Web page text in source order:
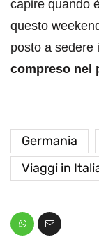
capire quando
questo
posto a sedere
compreso nel
Germania
Viaggi in